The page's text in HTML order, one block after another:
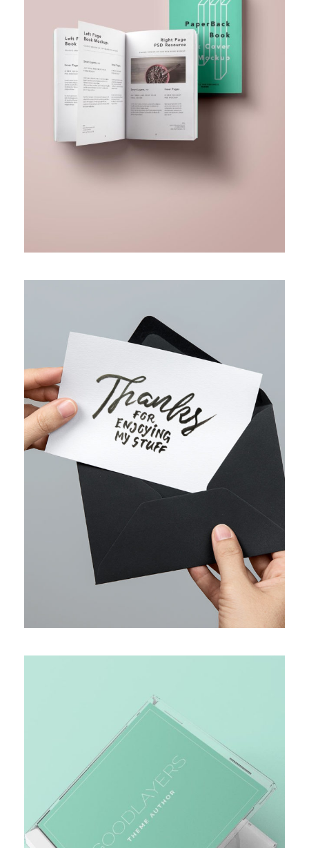
BUSINESS FUNDING
WEB MARKETING
MARKET RESEARCH